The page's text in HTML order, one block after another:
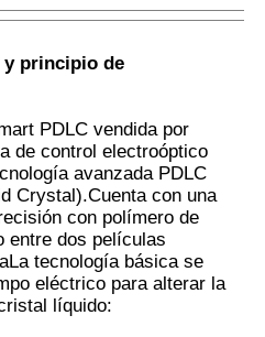
principio de
PDLC vendida por
de control electroóptico
avanzada PDLC
Crystal).Cuenta con una
con polímero de
entre dos películas
tecnología básica se
eléctrico para alterar la
líquido: